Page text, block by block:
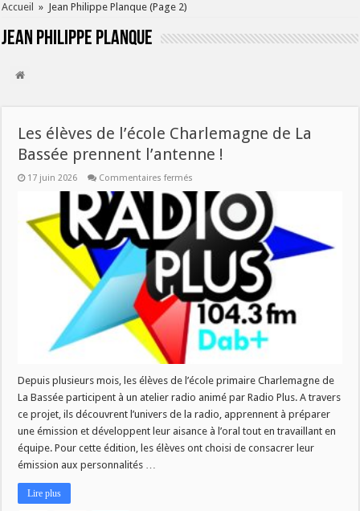
Accueil » Jean Philippe Planque (Page 2)
Jean Philippe Planque
Les élèves de l’école Charlemagne de La
Bassée prennent l’antenne !
17 juin 2026 Commentaires fermés
élèves
l’école
Charlemagne
de
l’antenne
!
Depuis plusieurs mois, les élèves de l’école primaire Charlemagne de
La Bassée participent à un atelier radio animé par Radio Plus. A travers
ce projet, ils découvrent l’univers de la radio, apprennent à préparer
une émission et développent leur aisance à l’oral tout en travaillant en
équipe. Pour cette édition, les élèves ont choisi de consacrer leur
émission aux personnalités …
Lire plus